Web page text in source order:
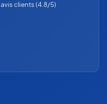
avis clients (4.8/5)